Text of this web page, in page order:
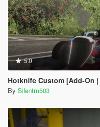
5.0
Hotknife Custom [Add-On
By Silentm503